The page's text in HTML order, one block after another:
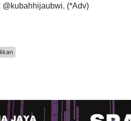
maupun instansi yang
dapat dihubungi melalui